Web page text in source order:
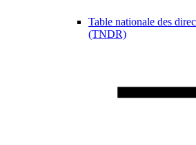
Table nationale des
(TNDR)